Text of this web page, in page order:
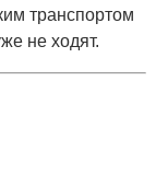
транспортом
не ходят.